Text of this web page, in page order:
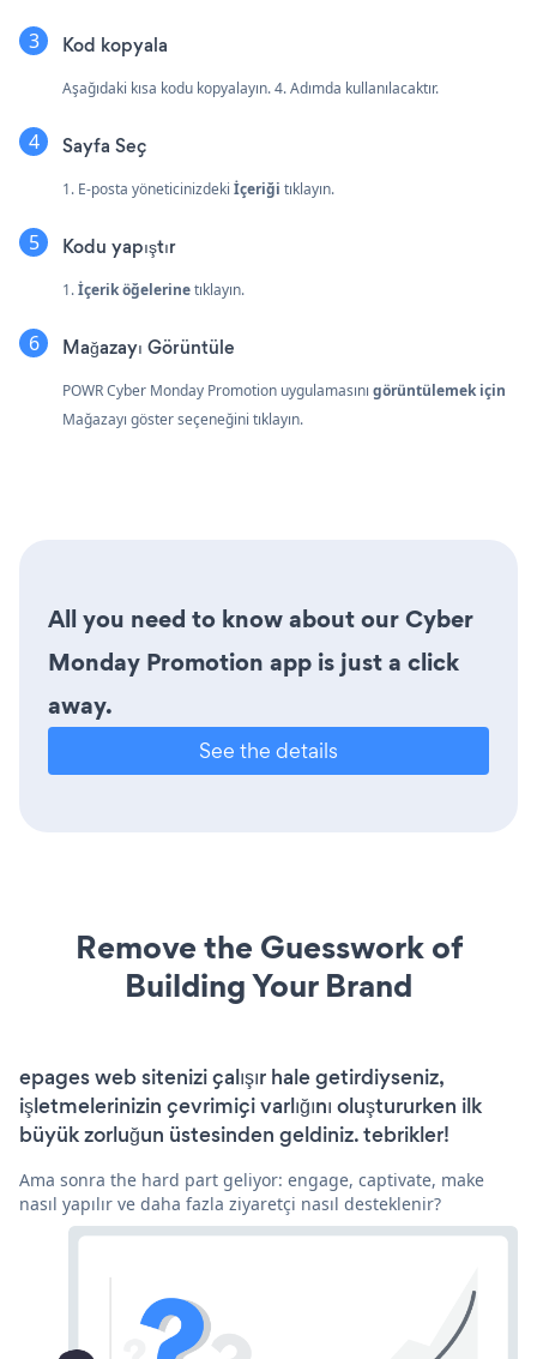
Kod kopyala
Aşağıdaki kısa kodu kopyalayın. 4. Adımda kullanılacaktır.
Sayfa Seç
1. E-posta yöneticinizdeki İçeriği tıklayın.
Kodu yapıştır
1.İçerik öğelerinetıklayın.
Mağazayı Görüntüle
POWR Cyber Monday Promotion uygulamasını görüntülemek için
Mağazayı göster seçeneğini tıklayın.
All you need to know about our Cyber
Monday Promotion app is just a click
away.
See the details
Remove the Guesswork of
Building Your Brand
epages web sitenizi çalışır hale getirdiyseniz,
işletmelerinizin çevrimiçi varlığını oluştururken ilk
büyük zorluğun üstesinden geldiniz. tebrikler!
Ama sonra the hard part geliyor: engage, captivate, make
nasıl yapılır ve daha fazla ziyaretçi nasıl desteklenir?